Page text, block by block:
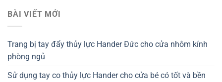
BÀI VIẾT MỚI
Trang bị tay đẩy thủy lực Hander Đức cho cửa nhôm kính
phòng ngủ
Sử dụng tay co thủy lực Hander cho cửa bé có tốt và bền